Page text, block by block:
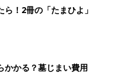
！2冊の「たまひよ」
かかる？墓じまい費用